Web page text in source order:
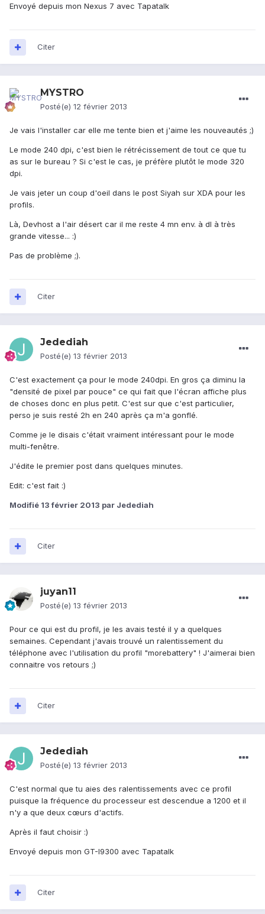
Envoyé depuis mon Nexus 7 avec Tapatalk
Citer
MYSTRO
Posté(e) 12 février 2013
Je vais l'installer car elle me tente bien et j'aime les nouveautés ;)
Le mode 240 dpi, c'est bien le rétrécissement de tout ce que tu
as sur le bureau ? Si c'est le cas, je préfère plutôt le mode 320
dpi.
Je vais jeter un coup d'oeil dans le post Siyah sur XDA pour les
profils.
Là, Devhost a l'air désert car il me reste 4 mn env. à dl à très
grande vitesse... :)
Pas de problème ;).
Citer
Jedediah
Posté(e) 13 février 2013
C'est exactement ça pour le mode 240dpi. En gros ça diminu la
"densité de pixel par pouce" ce qui fait que l'écran affiche plus
de choses donc en plus petit. C'est sur que c'est particulier,
perso je suis resté 2h en 240 après ça m'a gonflé.
Comme je le disais c'était vraiment intéressant pour le mode
multi-fenêtre.
J'édite le premier post dans quelques minutes.
Edit: c'est fait :)
Modifié 13 février 2013 par Jedediah
Citer
juyan11
Posté(e) 13 février 2013
Pour ce qui est du profil, je les avais testé il y a quelques
semaines. Cependant j'avais trouvé un ralentissement du
téléphone avec l'utilisation du profil "morebattery" ! J'aimerai bien
connaitre vos retours ;)
Citer
Jedediah
Posté(e) 13 février 2013
C'est normal que tu aies des ralentissements avec ce profil
puisque la fréquence du processeur est descendue a 1200 et il
n'y a que deux cœurs d'actifs.
Après il faut choisir :)
Envoyé depuis mon GT-I9300 avec Tapatalk
Citer